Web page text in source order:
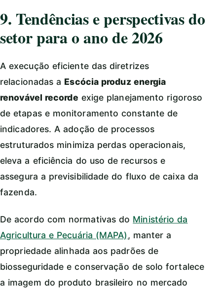
9. Tendências e perspectivas do
setor para o ano de 2026
A execução eficiente das diretrizes
relacionadas a Escócia produz energia
renovável recorde exige planejamento rigoroso
de etapas e monitoramento constante de
indicadores. A adoção de processos
estruturados minimiza perdas operacionais,
eleva a eficiência do uso de recursos e
assegura a previsibilidade do fluxo de caixa da
fazenda.
De acordo com normativas do Ministério da
Agricultura e Pecuária (MAPA), manter a
propriedade alinhada aos padrões de
biosseguridade e conservação de solo fortalece
a imagem do produto brasileiro no mercado